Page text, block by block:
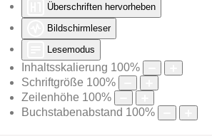
Überschriften hervorheben
Bildschirmleser
Lesemodus
Inhaltsskalierung 100%
Schriftgröße 100%
Zeilenhöhe 100%
Buchstabenabstand 100%